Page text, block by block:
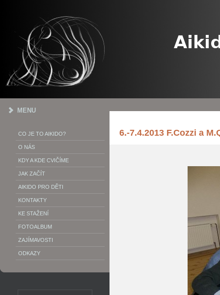
6.-7.4.2013 F.Cozzi a
MENU
CO JE TO AIKIDO?
O NÁS
KDY A KDE CVIČÍME
JAK ZAČÍT
AIKIDO PRO DĚTI
KONTAKTY
KE STAŽENÍ
FOTOALBUM
ZAJÍMAVOSTI
ODKAZY